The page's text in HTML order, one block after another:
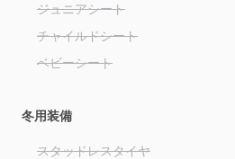
ジュニアシート
チャイルドシート
ベビーシート
冬用装備
スタッドレスタイヤ